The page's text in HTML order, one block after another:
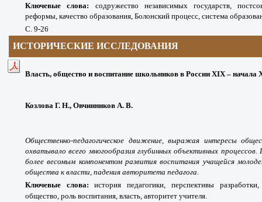
Ключевые слова: содружество независимых государств,
реформы, качество образования, Болонский процесс, система
С. 9-26
ИСТОРИЧЕСКИЕ ИССЛЕДОВАНИЯ
Власть, общество и воспитание школьников в России ХIХ – начала
Козлова Г. Н., Овчинников А. В.
Общественно-педагогическое движение, выражая интересы
охватывало всего многообразия глубинных объективных
более весомым компонентом развития воспитания учащейся
общества к власти, падения авторитета педагога.
Ключевые слова:история педагогики, перспективы
общество, роль воспитания, власть, авторитет учителя.